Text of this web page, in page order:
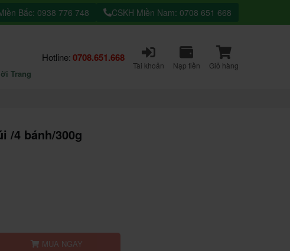
Bắc: 0938 776 748 CSKH Miền Nam: 0708 651 668
Trang
Hotline:0708.651.668
Tài khoản Nạp tiền Giỏ hàng
/4 bánh/300g
MUA NGAY